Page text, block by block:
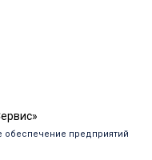
предприятий